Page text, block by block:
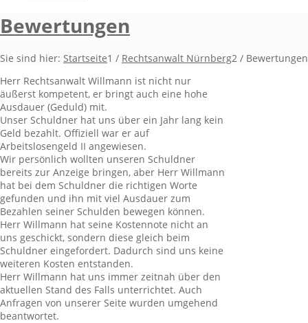
Bewertungen
Sie sind hier: Startseite1 / Rechtsanwalt Nürnberg2 / Bewertungen
Herr Rechtsanwalt Willmann ist nicht nur
äußerst kompetent, er bringt auch eine hohe
Ausdauer (Geduld) mit.
Unser Schuldner hat uns über ein Jahr lang kein
Geld bezahlt. Offiziell war er auf
Arbeitslosengeld II angewiesen.
Wir persönlich wollten unseren Schuldner
bereits zur Anzeige bringen, aber Herr Willmann
hat bei dem Schuldner die richtigen Worte
gefunden und ihn mit viel Ausdauer zum
Bezahlen seiner Schulden bewegen können.
Herr Willmann hat seine Kostennote nicht an
uns geschickt, sondern diese gleich beim
Schuldner eingefordert. Dadurch sind uns keine
weiteren Kosten entstanden.
Herr Willmann hat uns immer zeitnah über den
aktuellen Stand des Falls unterrichtet. Auch
Anfragen von unserer Seite wurden umgehend
beantwortet.